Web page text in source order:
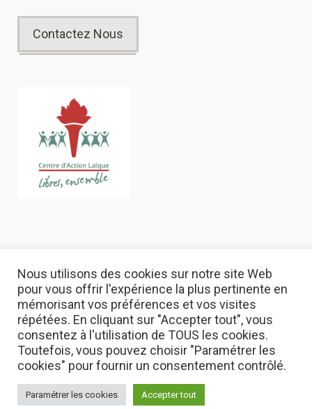
Contactez Nous
© 2022 Centre d'action Laïque asbl
Mentions Légales|Vie privée
Nous utilisons des cookies sur notre site Web
pour vous offrir l'expérience la plus pertinente en
mémorisant vos préférences et vos visites
répétées. En cliquant sur "Accepter tout", vous
consentez à l'utilisation de TOUS les cookies.
Toutefois, vous pouvez choisir "Paramétrer les
cookies" pour fournir un consentement contrôlé.
Paramétrer les cookies Accepter tout